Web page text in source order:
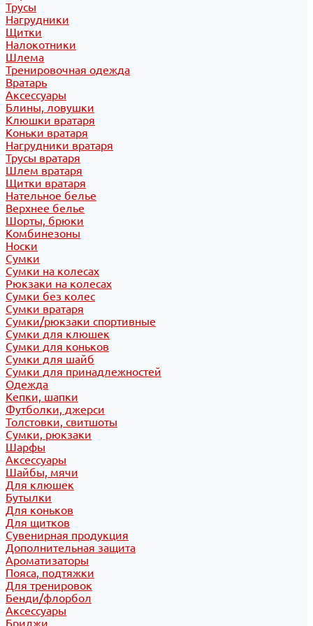
Трусы
Нагрудники
Щитки
Налокотники
Шлема
Тренировочная одежда
Вратарь
Аксессуары
Блины, ловушки
Клюшки вратаря
Коньки вратаря
Нагрудники вратаря
Трусы вратаря
Шлем вратаря
Щитки вратаря
Нательное белье
Верхнее белье
Шорты, брюки
Комбинезоны
Носки
Сумки
Сумки на колесах
Рюкзаки на колесах
Сумки без колес
Сумки вратаря
Сумки/рюкзаки спортивные
Сумки для клюшек
Сумки для коньков
Сумки для шайб
Сумки для принадлежностей
Одежда
Кепки, шапки
Футболки, джерси
Толстовки, свитшоты
Сумки, рюкзаки
Шарфы
Аксессуары
Шайбы, мячи
Для клюшек
Бутылки
Для коньков
Для щитков
Сувенирная продукция
Дополнительная защита
Ароматизаторы
Пояса, подтяжки
Для тренировок
Бенди/флорбол
Аксессуары
Бриджи